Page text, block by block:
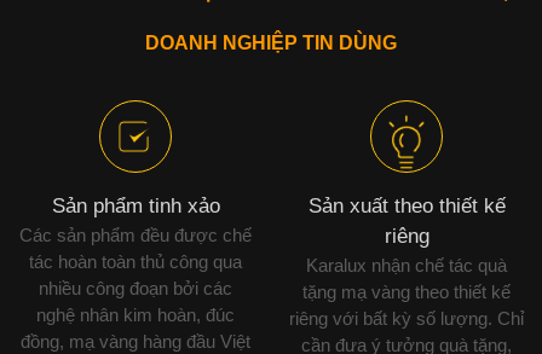
DOANH NGHIỆP TIN DÙNG
Sản phẩm tinh xảo
Các sản phẩm đều được chế
tác hoàn toàn thủ công qua
nhiều công đoạn bởi các
nghệ nhân kim hoàn, đúc
đồng, mạ vàng hàng đầu Việt
Sản xuất theo thiết kế
riêng
Karalux nhận chế tác quà
tặng mạ vàng theo thiết kế
riêng với bất kỳ số lượng. Chỉ
cần đưa ý tưởng quà tặng,